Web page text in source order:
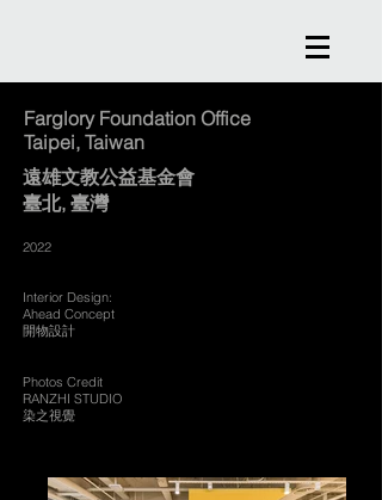
Farglory Foundation Office
Taipei, Taiwan
遠雄文教公益基金會
臺北, 臺灣
2022
Interior Design:
Ahead Concept
開物設計
Photos Credit
RANZHI STUDIO
染之視覺